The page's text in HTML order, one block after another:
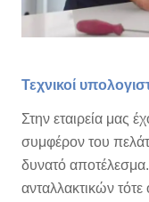
Τεχνικοί
Στην εταιρεία μας
συμφέρον του
δυνατό
ανταλλακτικών τότε